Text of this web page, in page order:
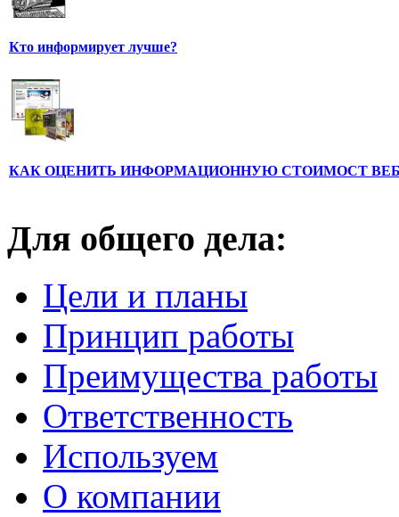
Кто информирует лучше?
КАК ОЦЕНИТЬ ИНФОРМАЦИОННУЮ СТОИМОСТ
Для общего дела:
Цели и планы
Принцип работы
Преимущества работы
Ответственность
Используем
О компании